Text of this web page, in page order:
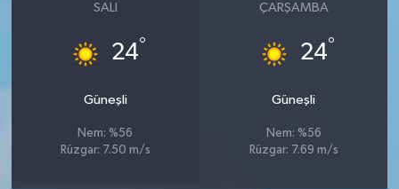
SALI
24°
Güneşli
Nem: %56
Rüzgar: 7.50 m/s
ÇARŞAMBA
24°
Güneşli
Nem: %56
Rüzgar: 7.69 m/s